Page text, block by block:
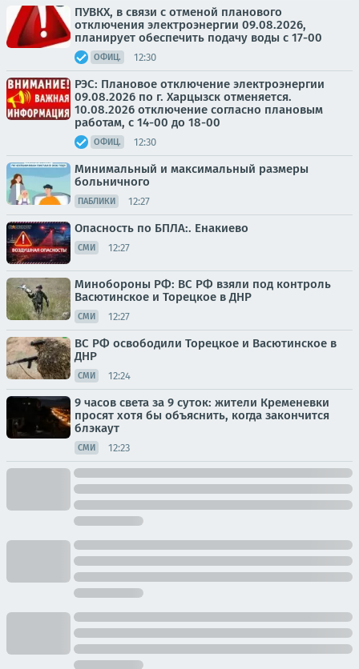
ПУВКХ, в связи с отменой планового
отключения электроэнергии 09.08.2026,
планирует обеспечить подачу воды с 17-00
ОФИЦ. 12:30
РЭС: Плановое отключение электроэнергии
09.08.2026 по г. Харцызск отменяется.
10.08.2026 отключение согласно плановым
работам, с 14-00 до 18-00
ОФИЦ. 12:30
Минимальный и максимальный размеры
больничного
ПАБЛИКИ 12:27
Опасность по БПЛА:. Енакиево
СМИ 12:27
Минобороны РФ: ВС РФ взяли под контроль
Васютинское и Торецкое в ДНР
СМИ 12:27
ВС РФ освободили Торецкое и Васютинское в
ДНР
СМИ 12:24
9 часов света за 9 суток: жители Кременевки
просят хотя бы объяснить, когда закончится
блэкаут
СМИ 12:23